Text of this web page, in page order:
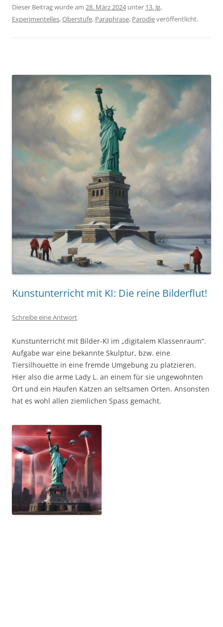
Dieser Beitrag wurde am 28. März 2024unter 13. Jg,
Experimentelles,Oberstufe, Paraphrase, Parodieveröffentlicht.
Kunstunterricht mit KI: Die reine Bilderflut!
Schreibe eine Antwort
Kunstunterricht mit Bilder-KI im „digitalem Klassenraum“.
Aufgabe war eine bekannte Skulptur, bzw. eine
Tiersilhouette in eine fremde Umgebung zu platzieren.
Hier also die arme Lady L. an einem für sie ungewohnten
Ort und ein Haufen Katzen an seltsamen Orten. Ansonsten
hat es wohl allen ziemlichen Spass gemacht.